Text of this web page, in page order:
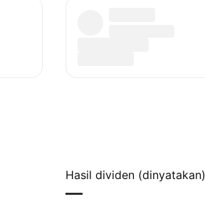
Hasil dividen (dinyatakan)
—